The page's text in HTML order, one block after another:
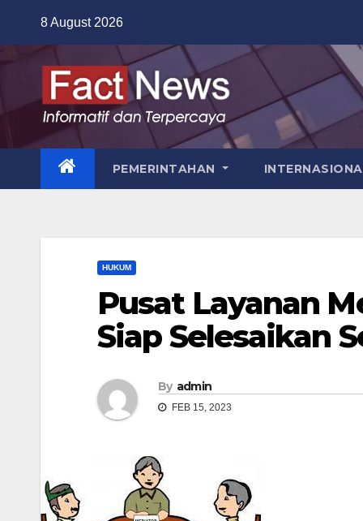
8 August 2026
PEMERINTAHAN
HUKUM
Pusat Layanan
Siap Selesaikan
By admin
FEB 15, 2023